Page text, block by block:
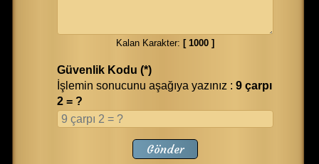
Kalan Karakter: [ 1000 ]
Güvenlik Kodu (*)
İşlemin sonucunu aşağıya yazınız : 9 çarpı
2 = ?
Gönder